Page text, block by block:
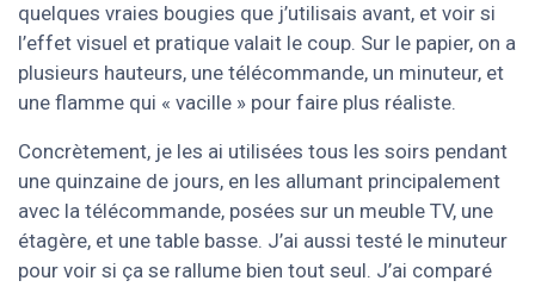
quelques vraies bougies que j’utilisais avant, et voir si
l’effet visuel et pratique valait le coup. Sur le papier, on a
plusieurs hauteurs, une télécommande, un minuteur, et
une flamme qui « vacille » pour faire plus réaliste.
Concrètement, je les ai utilisées tous les soirs pendant
une quinzaine de jours, en les allumant principalement
avec la télécommande, posées sur un meuble TV, une
étagère, et une table basse. J’ai aussi testé le minuteur
pour voir si ça se rallume bien tout seul. J’ai comparé